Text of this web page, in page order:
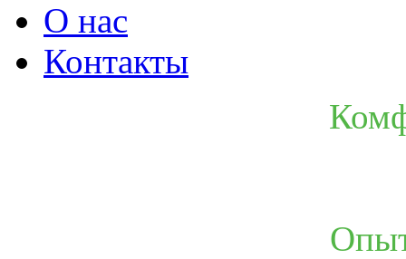
О нас
Контакты